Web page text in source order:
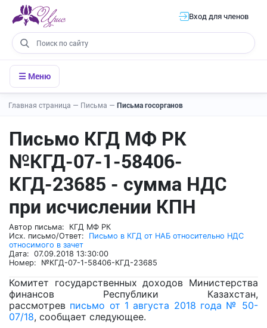
Вход для членов
☰ Меню
Главная страница — Письма — Письма госорганов
Письмо КГД МФ РК
№КГД-07-1-58406-
КГД-23685 - сумма НДС
при исчислении КПН
Автор письма: КГД МФ РК
Исх. письмо/Ответ: Письмо в КГД от НАБ относительно НДС
относимого в зачет
Дата: 07.09.2018 13:30:00
Номер: №КГД-07-1-58406-КГД-23685
Комитет государственных доходов Министерства
финансов Республики Казахстан,
рассмотрев письмо от 1 августа 2018 года № 50-
07/18, сообщает следующее.